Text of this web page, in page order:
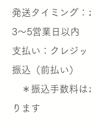
発送タイミング：
3〜5営業日以内
支払い：クレジ
振込（前払い）
＊振込手数料は
ります